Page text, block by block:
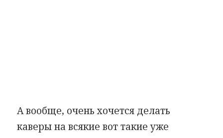
А вообще, очень хочется делать
каверы на всякие вот такие уже